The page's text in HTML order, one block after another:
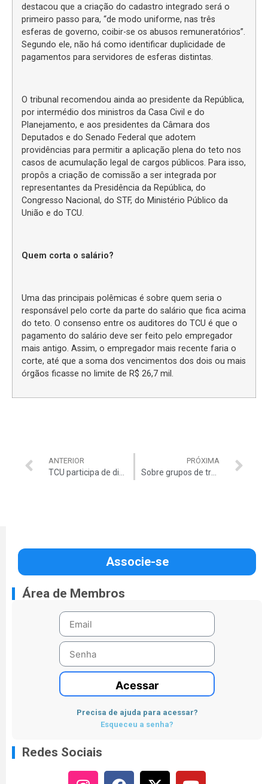
destacou que a criação do cadastro integrado será o
primeiro passo para, “de modo uniforme, nas três
esferas de governo, coibir-se os abusos remuneratórios”.
Segundo ele, não há como identificar duplicidade de
pagamentos para servidores de esferas distintas.
O tribunal recomendou ainda ao presidente da República,
por intermédio dos ministros da Casa Civil e do
Planejamento, e aos presidentes da Câmara dos
Deputados e do Senado Federal que adotem
providências para permitir a aplicação plena do teto nos
casos de acumulação legal de cargos públicos. Para isso,
propôs a criação de comissão a ser integrada por
representantes da Presidência da República, do
Congresso Nacional, do STF, do Ministério Público da
União e do TCU.
Quem corta o salário?
Uma das principais polêmicas é sobre quem seria o
responsável pelo corte da parte do salário que fica acima
do teto. O consenso entre os auditores do TCU é que o
pagamento do salário deve ser feito pelo empregador
mais antigo. Assim, o empregador mais recente faria o
corte, até que a soma dos vencimentos dos dois ou mais
órgãos ficasse no limite de R$ 26,7 mil.
ANTERIOR PRÓXIMA
Sobre grupos de trabalho e o TCU
Associe-se
Área de Membros
Acessar
Precisa de ajuda para acessar?
Esqueceu a senha?
Redes Sociais